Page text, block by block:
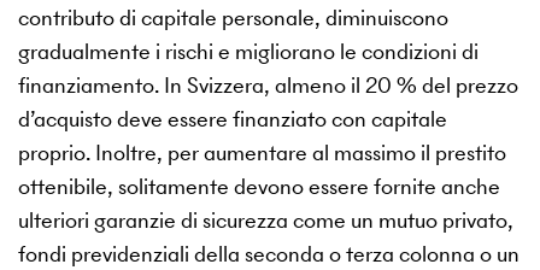
contributo di capitale personale, diminuiscono
gradualmente i rischi e migliorano le condizioni di
finanziamento. In Svizzera, almeno il 20 % del prezzo
d’acquisto deve essere finanziato con capitale
proprio. Inoltre, per aumentare al massimo il prestito
ottenibile, solitamente devono essere fornite anche
ulteriori garanzie di sicurezza come un mutuo privato,
fondi previdenziali della seconda o terza colonna o un